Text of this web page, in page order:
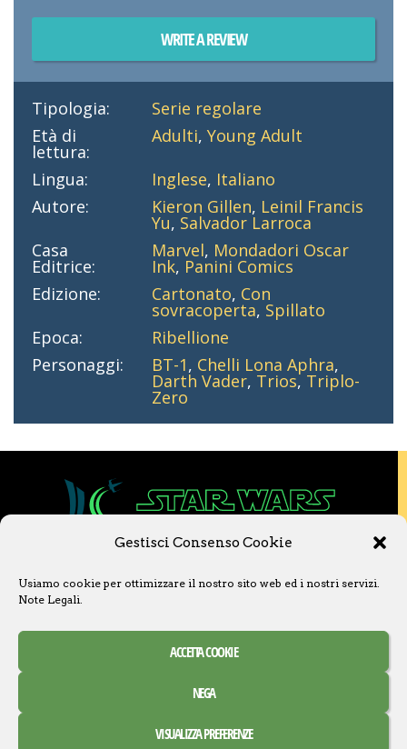
Gestisci Consenso Cookie
Usiamo cookie per ottimizzare il nostro sito web ed i nostri servizi.
Note Legali.
ACCETTA COOKIE
NEGA
VISUALIZZA PREFERENZE
WRITE A REVIEW
Tipologia:
Serie regolare
Età di
lettura:
Adulti,Young Adult
Lingua:
Inglese, Italiano
Autore:
Kieron Gillen, Leinil Francis
Yu, Salvador Larroca
Casa
Editrice:
Marvel, Mondadori Oscar
Ink, Panini Comics
Edizione:
Cartonato, Con
sovracoperta, Spillato
Epoca:
Ribellione
Personaggi:
BT-1, Chelli Lona Aphra,
Darth Vader, Trios, Triplo-
Zero
Questo sito non è collegato a Lucasfilm LTD o
a The Walt Disney Company o ad altre
Ogni nome, titolo, immagine o qualsiasi altra
forma, appartiene ai propri detentori.
Creative Commons Attribuzione – Non commerciale –
Condividi allo stesso modo 3.0 Italia